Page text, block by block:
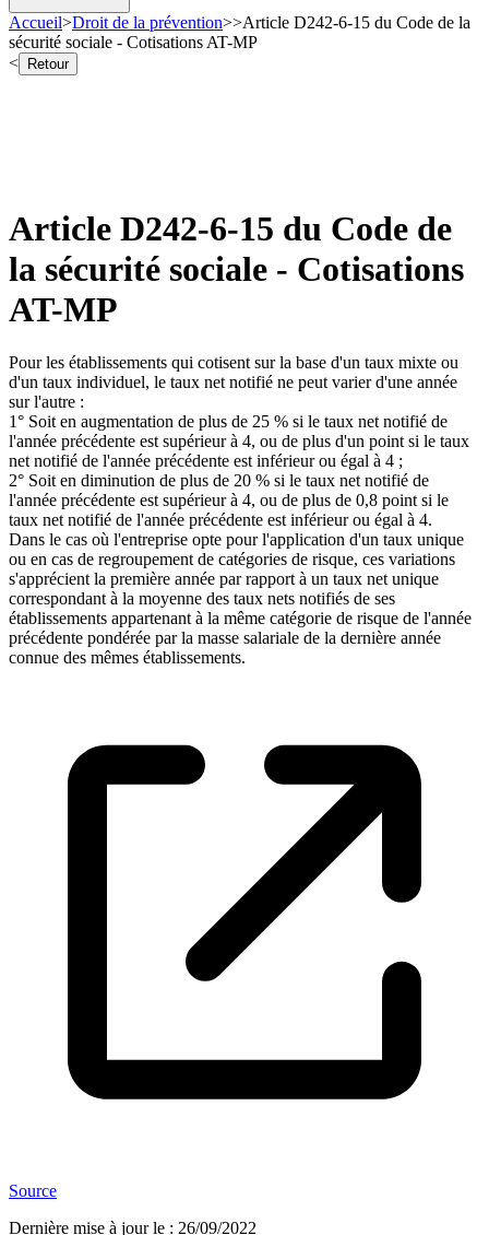
Accueil>Droit de la prévention>>Article D242-6-15 du Code de la
sécurité sociale - Cotisations AT-MP
<
Retour
Article D242-6-15 du Code de
la sécurité sociale - Cotisations
AT-MP
Pour les établissements qui cotisent sur la base d'un taux mixte ou
d'un taux individuel, le taux net notifié ne peut varier d'une année
sur l'autre :
1° Soit en augmentation de plus de 25 % si le taux net notifié de
l'année précédente est supérieur à 4, ou de plus d'un point si le taux
net notifié de l'année précédente est inférieur ou égal à 4 ;
2° Soit en diminution de plus de 20 % si le taux net notifié de
l'année précédente est supérieur à 4, ou de plus de 0,8 point si le
taux net notifié de l'année précédente est inférieur ou égal à 4.
Dans le cas où l'entreprise opte pour l'application d'un taux unique
ou en cas de regroupement de catégories de risque, ces variations
s'apprécient la première année par rapport à un taux net unique
correspondant à la moyenne des taux nets notifiés de ses
établissements appartenant à la même catégorie de risque de l'année
précédente pondérée par la masse salariale de la dernière année
connue des mêmes établissements.
Source
Dernière mise à jour le : 26/09/2022